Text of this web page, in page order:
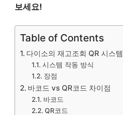
보세요!
Table of Contents
다이소의 재고조회 QR 시스템
시스템 작동 방식
장점
바코드 vs QR코드 차이점
바코드
QR코드